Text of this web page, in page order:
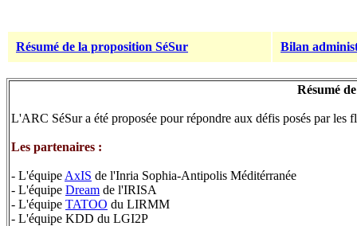
Résumé de la proposition SéSur Bilan
Résumé
L'ARC SéSur a été proposée pour répondre aux défis posés par les
Les partenaires :
- L'équipe AxIS de l'Inria Sophia-Antipolis Méditérranée
- L'équipe Dream de l'IRISA
- L'équipe TATOO du LIRMM
- L'équipe KDD du LGI2P